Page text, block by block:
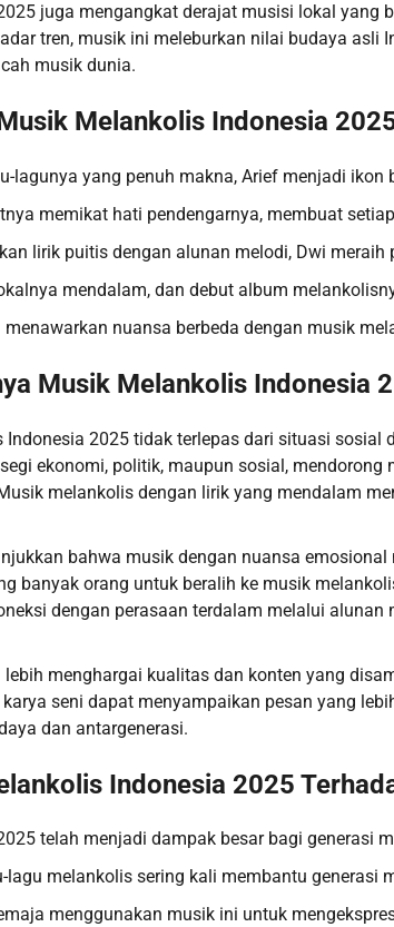
juga mengangkat derajat musisi lokal yang
tren, musik ini meleburkan nilai budaya asli
musik dunia.
Melankolis Indonesia
lagunya yang penuh makna, Arief menjadi
memikat hati pendengarnya, membuat
lirik puitis dengan alunan melodi, Dwi meraih
mendalam, dan debut album
menawarkan nuansa berbeda dengan musik
Musik Melankolis Indonesia
2025 tidak terlepas dari situasi sosial
ekonomi, politik, maupun sosial,
melankolis dengan lirik yang mendalam
bahwa musik dengan nuansa
banyak orang untuk beralih ke musik
dengan perasaan terdalam melalui
menghargai kualitas dan konten yang
seni dapat menyampaikan pesan yang
dan antargenerasi.
Indonesia 2025
telah menjadi dampak besar bagi generasi
lagu melankolis sering kali membantu generasi
menggunakan musik ini untuk